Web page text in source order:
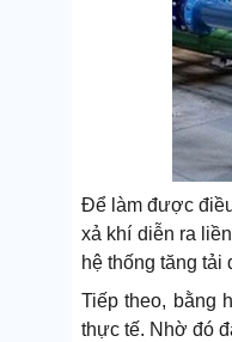
Để làm được
xả khí diễn ra
hệ thống tăng tải
Tiếp theo, bằng
thực tế. Nhờ đó